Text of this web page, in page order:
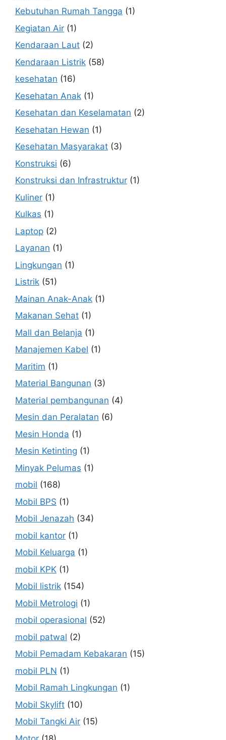
Kebutuhan Rumah Tangga (1)
Kegiatan Air (1)
Kendaraan Laut (2)
Kendaraan Listrik (58)
kesehatan (16)
Kesehatan Anak (1)
Kesehatan dan Keselamatan (2)
Kesehatan Hewan (1)
Kesehatan Masyarakat (3)
Konstruksi (6)
Konstruksi dan Infrastruktur (1)
Kuliner (1)
Kulkas (1)
Laptop (2)
Layanan (1)
Lingkungan (1)
Listrik (51)
Mainan Anak-Anak (1)
Makanan Sehat (1)
Mall dan Belanja (1)
Manajemen Kabel (1)
Maritim (1)
Material Bangunan (3)
Material pembangunan (4)
Mesin dan Peralatan (6)
Mesin Honda (1)
Mesin Ketinting (1)
Minyak Pelumas (1)
mobil (168)
Mobil BPS (1)
Mobil Jenazah (34)
mobil kantor (1)
Mobil Keluarga (1)
mobil KPK (1)
Mobil listrik (154)
Mobil Metrologi (1)
mobil operasional (52)
mobil patwal (2)
Mobil Pemadam Kebakaran (15)
mobil PLN (1)
Mobil Ramah Lingkungan (1)
Mobil Skylift (10)
Mobil Tangki Air (15)